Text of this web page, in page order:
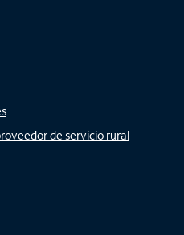
de servicio rural